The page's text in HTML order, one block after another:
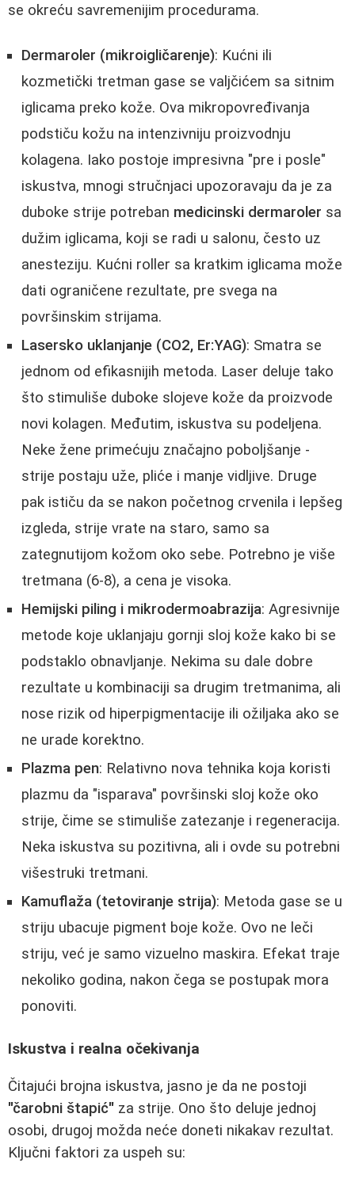
se okreću savremenijim procedurama.
Dermaroler (mikroigličarenje): Kućni ili
kozmetički tretman gase se valjčićem sa sitnim
iglicama preko kože. Ova mikropovređivanja
podstiču kožu na intenzivniju proizvodnju
kolagena. Iako postoje impresivna "pre i posle"
iskustva, mnogi stručnjaci upozoravaju da je za
duboke strije potreban medicinski dermaroler sa
dužim iglicama, koji se radi u salonu, često uz
anesteziju. Kućni roller sa kratkim iglicama može
dati ograničene rezultate, pre svega na
površinskim strijama.
Lasersko uklanjanje (CO2, Er:YAG): Smatra se
jednom od efikasnijih metoda. Laser deluje tako
što stimuliše duboke slojeve kože da proizvode
novi kolagen. Međutim, iskustva su podeljena.
Neke žene primećuju značajno poboljšanje -
strije postaju uže, pliće i manje vidljive. Druge
pak ističu da se nakon početnog crvenila i lepšeg
izgleda, strije vrate na staro, samo sa
zategnutijom kožom oko sebe. Potrebno je više
tretmana (6-8), a cena je visoka.
Hemijski piling i mikrodermoabrazija: Agresivnije
metode koje uklanjaju gornji sloj kože kako bi se
podstaklo obnavljanje. Nekima su dale dobre
rezultate u kombinaciji sa drugim tretmanima, ali
nose rizik od hiperpigmentacije ili ožiljaka ako se
ne urade korektno.
Plazma pen: Relativno nova tehnika koja koristi
plazmu da "isparava" površinski sloj kože oko
strije, čime se stimuliše zatezanje i regeneracija.
Neka iskustva su pozitivna, ali i ovde su potrebni
višestruki tretmani.
Kamuflaža (tetoviranje strija): Metoda gase se u
striju ubacuje pigment boje kože. Ovo ne leči
striju, već je samo vizuelno maskira. Efekat traje
nekoliko godina, nakon čega se postupak mora
ponoviti.
Iskustva i realna očekivanja
Čitajući brojna iskustva, jasno je da ne postoji
"čarobni štapić" za strije. Ono što deluje jednoj
osobi, drugoj možda neće doneti nikakav rezultat.
Ključni faktori za uspeh su: